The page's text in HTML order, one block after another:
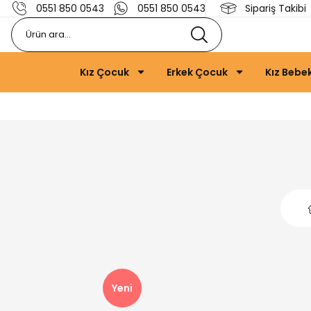
0551 850 0543 0551 850 0543 Sipariş Takibi
Kız Çocuk Erkek Çocuk Kız
Yeni